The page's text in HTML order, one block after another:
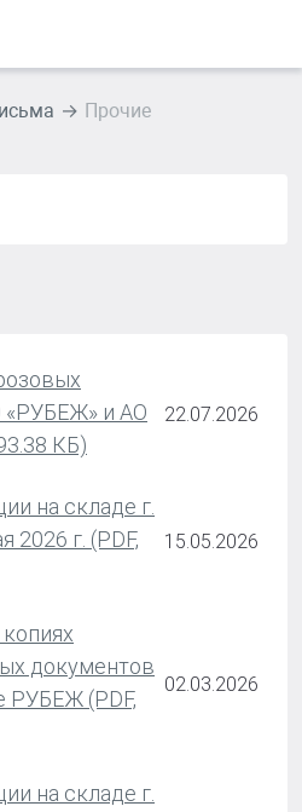
Прочие
«РУБЕЖ» и АО
КБ)
22.07.2026
на складе г.
2026 г. (PDF,
15.05.2026
документов
РУБЕЖ (PDF,
02.03.2026
на складе г.